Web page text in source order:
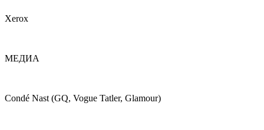
Xerox
МЕДИА
Condé Nast (GQ, Vogue Tatler, Glamour)